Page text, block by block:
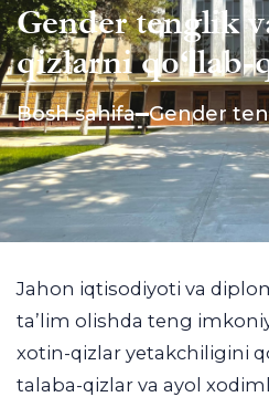
Gender tenglik
qizlarni qo‘llab-
Bosh sahifa Gender
Jahon iqtisodiyoti va
ta’lim olishda teng
xotin-qizlar yetakchiligini
talaba-qizlar va ayol